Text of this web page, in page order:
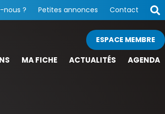
nous ? Petites annonces Contact
ESPACE MEMBRE
MA FICHE ACTUALITÉS AGENDA